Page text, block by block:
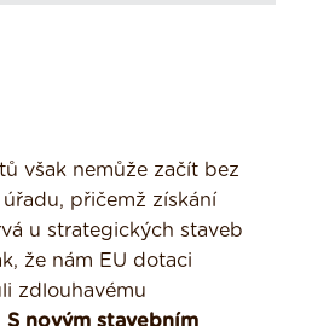
však nemůže začít bez
přičemž získání
u strategických staveb
že nám EU dotaci
zdlouhavému
S novým stavebním